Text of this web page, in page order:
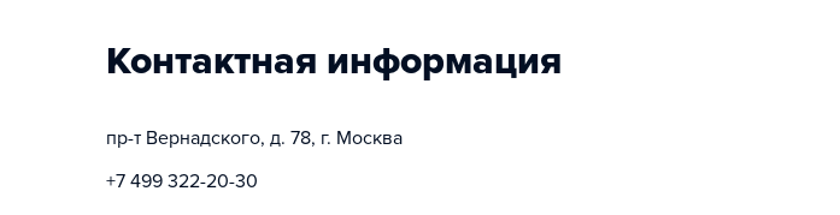
Контактная информация
пр-т Вернадского, д. 78, г. Москва
+7 499 322-20-30